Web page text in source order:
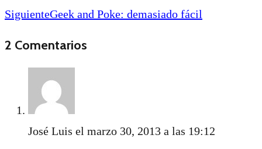
SiguienteGeek and Poke: demasiado fácil
2 Comentarios
José Luis el marzo 30, 2013 a las 19:12